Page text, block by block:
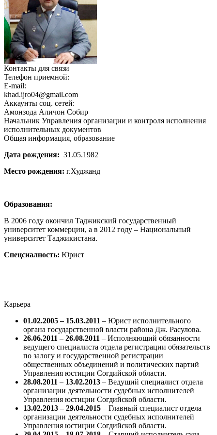
Контакты для связи
Телефон приемной:
E-mail:
khad.ijro04@gmail.com
Аккаунты соц. сетей:
Амонзода Аличон Собир
Начальник Управления организации и контроля исполнения
исполнительных документов
Общая информация, образование
Дата рождения: 31.05.1982
Место рождения: г.Худжанд
Образования:
В 2006 году окончил Таджикский государственный
университет коммерции, а в 2012 году – Национальный
университет Таджикистана.
Спецсиалность: Юрист
Карьера
01.02.2005 – 15.03.2011 – Юрист исполнительного
органа государственной власти района Дж. Расулова.
26.06.2011 – 26.08.2011 – Исполняющий обязанности
ведущего специалиста отдела регистрации обязательств
по залогу и государственной регистрации
общественных объединений и политических партий
Управления юстиции Согдийской области.
28.08.2011 – 13.02.2013 – Ведущий специалист отдела
организации деятельности судебных исполнителей
Управления юстиции Согдийской области.
13.02.2013 – 29.04.2015 – Главный специалист отдела
организации деятельности судебных исполнителей
Управления юстиции Согдийской области.